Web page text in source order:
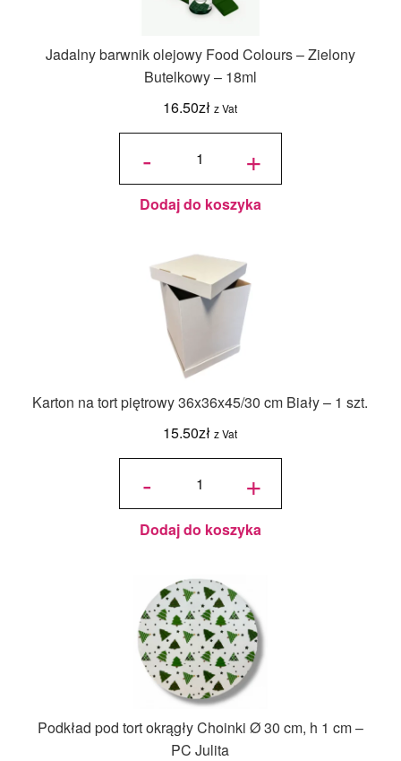
Jadalny barwnik olejowy Food Colours – Zielony
Butelkowy – 18ml
16.50zł z Vat
-
ilość
olejowy
Food
Colours -
Zielony
Butelkowy
+
Dodaj do koszyka
Karton na tort piętrowy 36x36x45/30 cm Biały – 1 szt.
15.50zł z Vat
-
ilość Karton
36x36x45/30
cm Biały - 1 +
Dodaj do koszyka
Podkład pod tort okrągły Choinki Ø 30 cm, h 1 cm –
PC Julita